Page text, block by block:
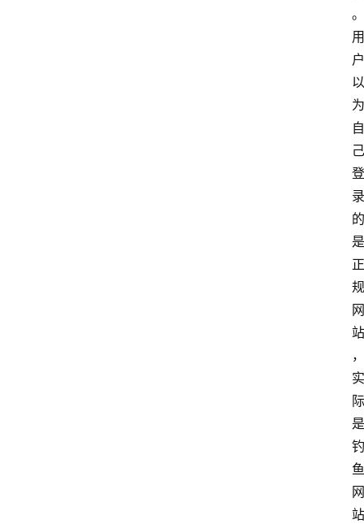
。
用
户
以
为
自
己
登
录
的
是
正
规
网
站
，
实
际
是
钓
鱼
网
站